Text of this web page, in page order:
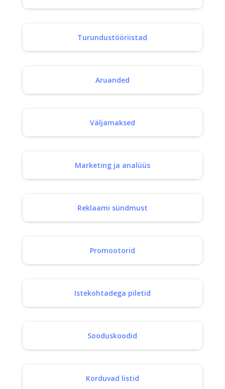
Turundustööriistad
Aruanded
Väljamaksed
Marketing ja analüüs
Reklaami sündmust
Promootorid
Istekohtadega piletid
Sooduskoodid
Korduvad listid